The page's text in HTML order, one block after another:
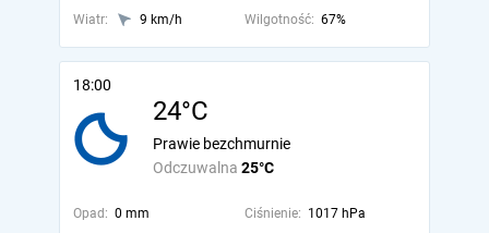
Wiatr:
9 km/h Wilgotność: 67%
18:00
24°C
Odczuwalna 25°C
Prawie bezchmurnie
Opad: 0 mm Ciśnienie: 1017 hPa